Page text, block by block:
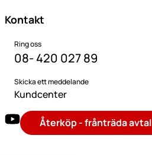
Kontakt
Ring oss
08- 420 027 89
Skicka ett meddelande
Kundcenter
Återköp - frånträda avtal